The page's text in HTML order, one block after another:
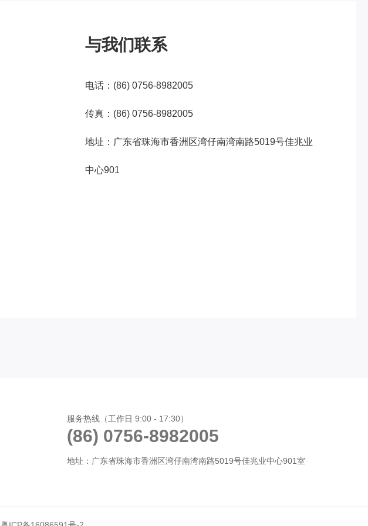
与我们联系
电话：(86) 0756-8982005
传真：(86) 0756-8982005
地址：广东省珠海市香洲区湾仔南湾南路5019号佳兆业
中心901
服务热线（工作日 9:00 - 17:30）
(86) 0756-8982005
地址：广东省珠海市香洲区湾仔南湾南路5019号佳兆业中心901室